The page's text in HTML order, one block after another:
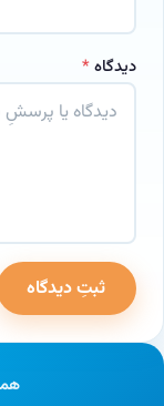
دیدگاه*
وب‌سایتثبتِ دیدگاه